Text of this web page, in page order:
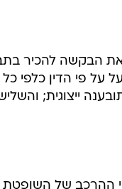
את הבקשה להכיר
על פי הדין כלפי כל
ייצוגית;
ההרכב של השופטת